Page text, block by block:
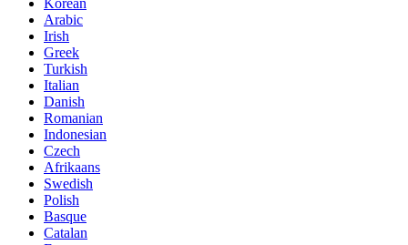
Arabic
Irish
Greek
Turkish
Italian
Danish
Romanian
Indonesian
Czech
Afrikaans
Swedish
Polish
Basque
Catalan